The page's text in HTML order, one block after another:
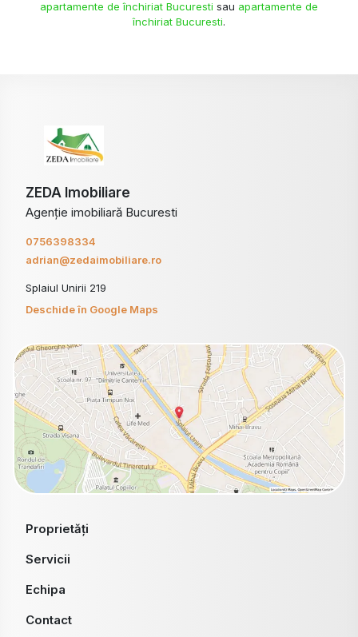
apartamente de închiriat Bucuresti sau apartamente de
închiriat Bucuresti.
ZEDA Imobiliare
Agenție imobiliară Bucuresti
0756398334
adrian@zedaimobiliare.ro
Splaiul Unirii 219
Deschide în Google Maps
Proprietăți
Servicii
Echipa
Contact